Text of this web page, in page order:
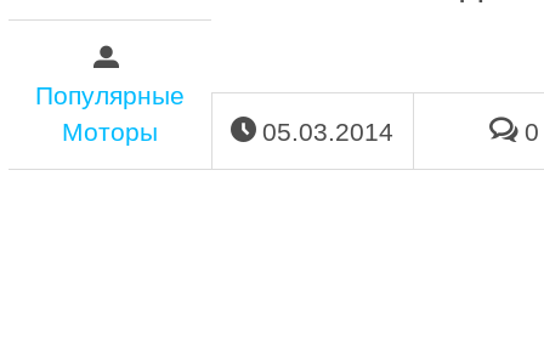
Популярные
Моторы
05.03.2014 0